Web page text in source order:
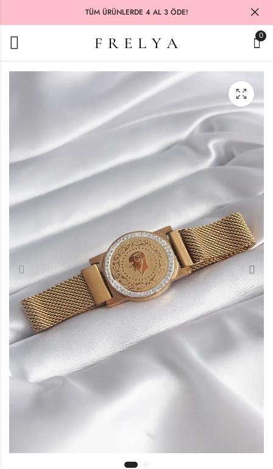
TÜM ÜRÜNLERDE 4 AL 3 ÖDE!
0